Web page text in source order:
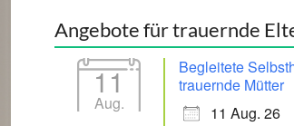
Angebote für trauernde
11
Aug.
Begleitete
trauernde Mütter
11 Aug. 26